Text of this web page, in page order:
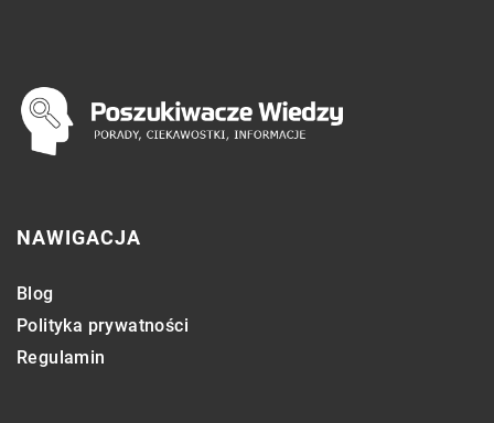
NAWIGACJA
Blog
Polityka prywatności
Regulamin